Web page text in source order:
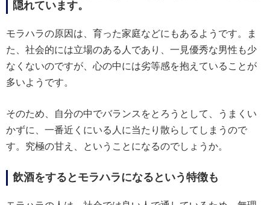
隠れています。
モラハラの原因は、育った家庭などにもあるようです。ま
た、社会的には立場のある人であり、一見優秀な男性も少
なくないのですが、心の中には劣等感を抱えていることが
多いようです。
そのため、自分の中でバランスをとろうとして、うまくい
かずに、一番近くにいる人に当たり散らしてしまうので
す。究極の甘え、ということになるのでしょうか。
飲酒をするとモラハラになるという特徴も